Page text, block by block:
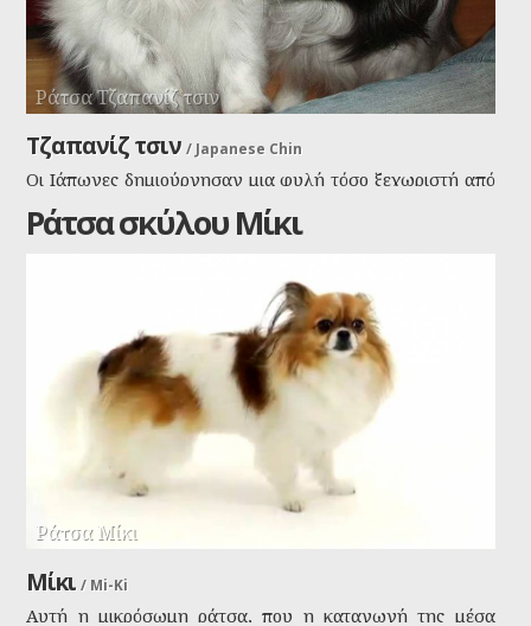
Ράτσα Τζαπανίζ τσιν
Τζαπανίζ τσιν / Japanese Chin
Οι Ιάπωνες δημιούργησαν μια φυλή τόσο ξεχωριστή από
τα άλλα σκυλιά, που στην Ιαπωνία, θεωρήθηκε σκυλί
εργασίας, βοηθός ζώων, ενώ η ιαπωνική ράτσα Chin
Ράτσα σκύλου Μίκι
Ράτσα Μίκι
Μίκι / Mi-Ki
Αυτή η μικρόσωμη ράτσα, που η καταγωγή της μέσα